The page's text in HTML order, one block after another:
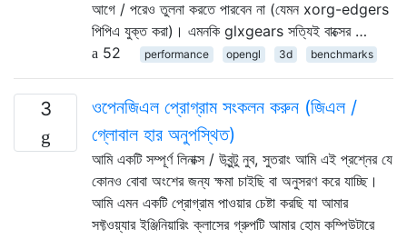
আগে / পরেও তুলনা করতে পারবেন না (যেমন xorg-edgers
পিপিএ যুক্ত করা)। এমনকি glxgears সত্যিই বাক্সের …
52
performance opengl 3d benchmarks
3
ওপেনজিএল প্রোগ্রাম সংকলন করুন (জিএল /
গ্লোবাল হার অনুপস্থিত)
আমি একটি সম্পূর্ণ লিনাক্স / উবুন্টু নুব, সুতরাং আমি এই প্রশ্নের যে
কোনও বোবা অংশের জন্য ক্ষমা চাইছি বা অনুসরণ করে যাচ্ছি।
আমি এমন একটি প্রোগ্রাম পাওয়ার চেষ্টা করছি যা আমার
সফ্টওয়্যার ইঞ্জিনিয়ারিং ক্লাসের গ্রুপটি আমার হোম কম্পিউটারে